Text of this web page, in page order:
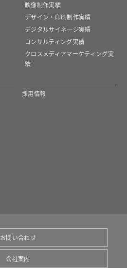
映像制作実績
デザイン・印刷制作実績
デジタルサイネージ実績
コンサルティング実績
クロスメディアマーケティング実
績
採用情報
お問い合わせ
会社案内